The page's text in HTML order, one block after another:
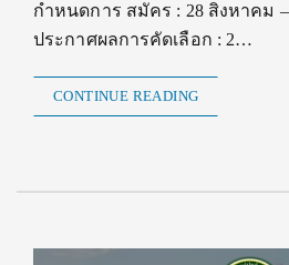
กำหนดการ สมัคร : 28 สิงหาคม –
ประกาศผลการคัดเลือก : 2…
CONTINUE READING